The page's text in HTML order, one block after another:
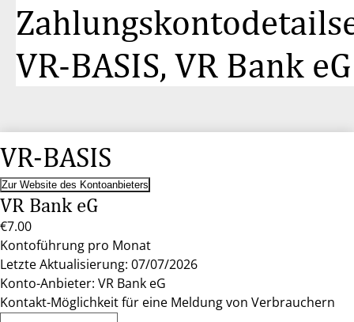
auf
100%
VR-BASIS, VR Bank eG
VR-BASIS
Zur Website des Kontoanbieters
VR Bank eG
€7.00
Kontoführung pro Monat
Letzte Aktualisierung: 07/07/2026
Konto-Anbieter: VR Bank eG
Kontakt-Möglichkeit für eine Meldung von Verbrauchern